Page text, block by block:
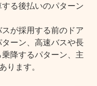
る後払いのパターン
が採用する前のドア
ーン、高速バスや長
降するパターン、主
ります。